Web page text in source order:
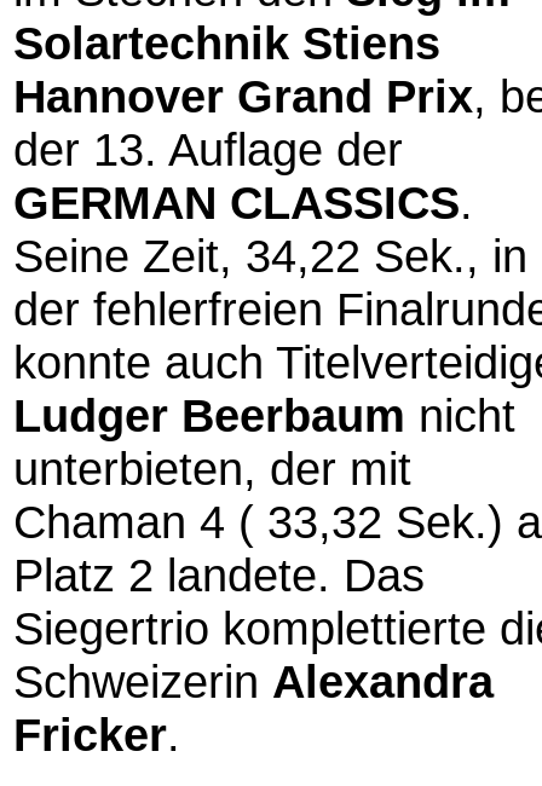
Solartechnik Stiens
Hannover Grand Prix,
der 13. Auflage der
GERMAN CLASSICS.
Seine Zeit, 34,22 Sek., in
der fehlerfreien
konnte auch
Ludger Beerbaum nicht
unterbieten, der mit
Chaman 4 ( 33,32 Sek.)
Platz 2 landete. Das
Siegertrio komplettierte
Schweizerin Alexandra
Fricker.